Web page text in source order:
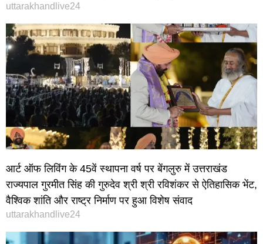
uttarakhandlive24
आर्ट ऑफ लिविंग के 45वें स्थापना वर्ष पर बेंगलुरु में उत्तराखंड
राज्यपाल गुरमीत सिंह की गुरुदेव श्री श्री रविशंकर से ऐतिहासिक भेंट,
वैश्विक शांति और राष्ट्र निर्माण पर हुआ विशेष संवाद
uttarakhandlive24